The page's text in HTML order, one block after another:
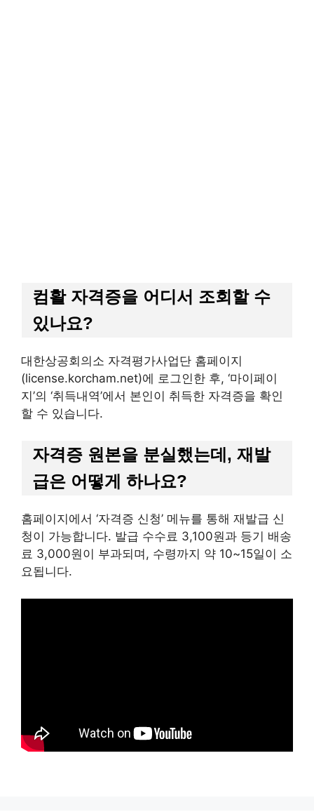
컴활 자격증을 어디서 조회할 수
있나요?
대한상공회의소 자격평가사업단 홈페이지
(license.korcham.net)에 로그인한 후, ‘마이페이
지’의 ‘취득내역’에서 본인이 취득한 자격증을 확인
할 수 있습니다.
자격증 원본을 분실했는데, 재발
급은 어떻게 하나요?
홈페이지에서 ‘자격증 신청’ 메뉴를 통해 재발급 신
청이 가능합니다. 발급 수수료 3,100원과 등기 배송
료 3,000원이 부과되며, 수령까지 약 10~15일이 소
요됩니다.